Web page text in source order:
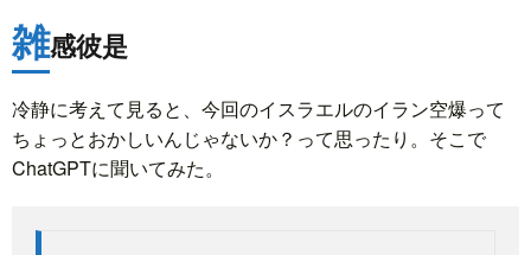
雑感彼是
冷静に考えて見ると、今回のイスラエルのイラン空爆って
ちょっとおかしいんじゃないか？って思ったり。そこで
ChatGPTに聞いてみた。